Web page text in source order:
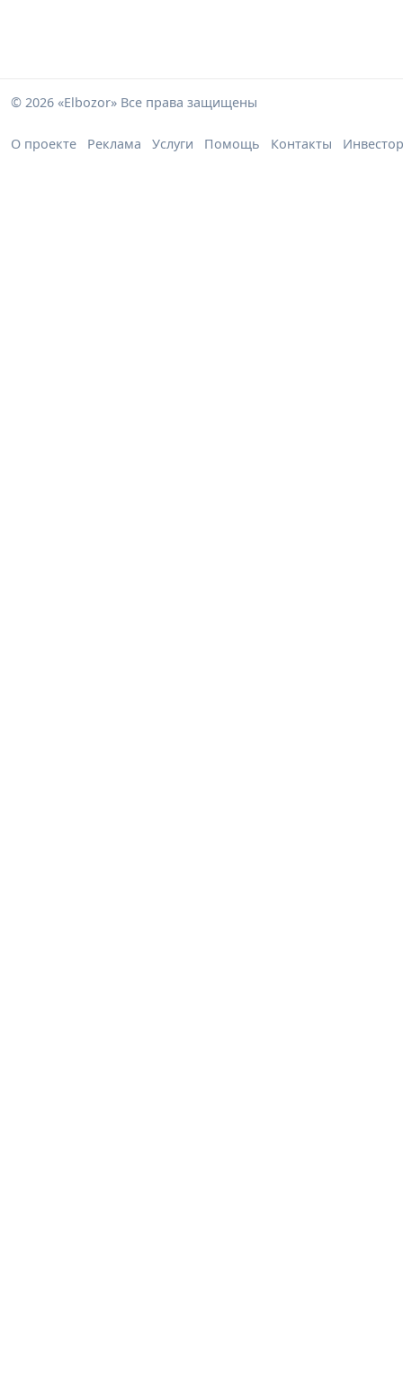
© 2026 «Elbozor» Все права защищены
О проекте Реклама Услуги Помощь Контакты